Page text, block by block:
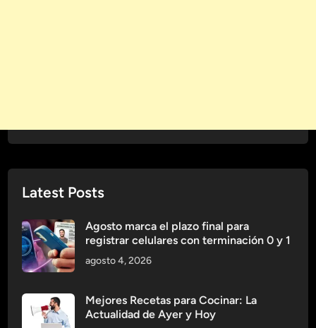
Latest Posts
Agosto marca el plazo final para
registrar celulares con terminación 0 y 1
agosto 4, 2026
Mejores Recetas para Cocinar: La
Actualidad de Ayer y Hoy